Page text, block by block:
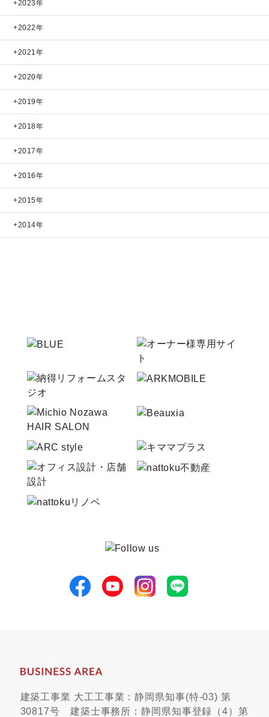
2023年
2022年
2021年
2020年
2019年
2018年
2017年
2016年
2015年
2014年
建築工事業 大工工事業：静岡県知事(特-03) 第
30817号 建築士事務所：静岡県知事登録（4）第